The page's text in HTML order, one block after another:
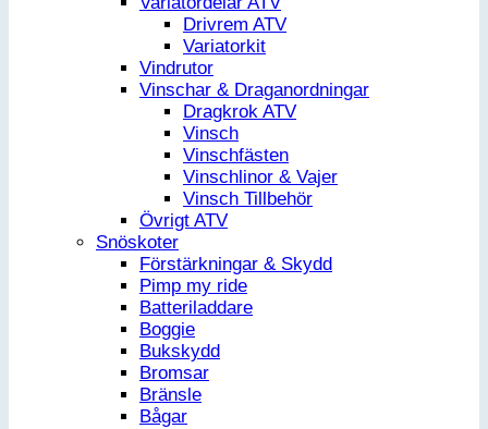
Drivrem ATV
Variatorkit
Vindrutor
Vinschar & Draganordningar
Dragkrok ATV
Vinsch
Vinschfästen
Vinschlinor & Vajer
Vinsch Tillbehör
Övrigt ATV
Snöskoter
Förstärkningar & Skydd
Pimp my ride
Batteriladdare
Boggie
Bukskydd
Bromsar
Bränsle
Bågar